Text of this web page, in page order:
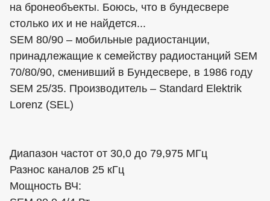
на бронеобъекты. Боюсь, что в бундесвере
столько их и не найдется...
SEM 80/90 – мобильные радиостанции,
принадлежащие к семейству радиостанций SEM
70/80/90, сменивший в Бундесвере, в 1986 году
SEM 25/35. Производитель – Standard Elektrik
Lorenz (SEL)
Диапазон частот от 30,0 до 79,975 МГц
Разнос каналов 25 кГц
Мощность ВЧ: